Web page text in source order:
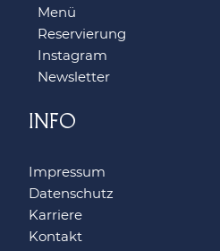
Menü
Reservierung
Instagram
Newsletter
INFO
Impressum
Datenschutz
Karriere
Kontakt